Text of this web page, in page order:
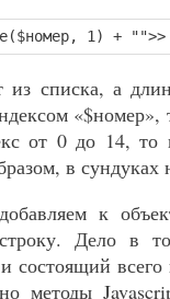
1) + "">>
из списка, а
от 0 до 14, то
в сундуках
к
Дело в
состоящий
методы